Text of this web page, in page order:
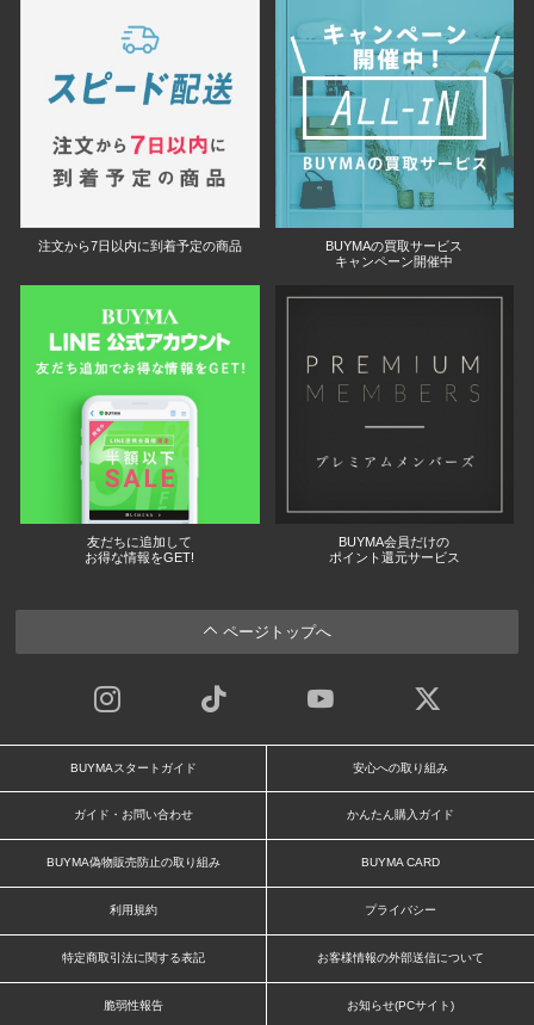
注文から7日以内に到着予定の商品
BUYMAの買取サービス
キャンペーン開催中
友だちに追加して
お得な情報をGET!
BUYMA会員だけの
ポイント還元サービス
ページトップへ
BUYMAスタートガイド 安心への取り組み
ガイド・お問い合わせ かんたん購入ガイド
BUYMA偽物販売防止の取り組み BUYMA CARD
利用規約 プライバシー
特定商取引法に関する表記 お客様情報の外部送信について
脆弱性報告 お知らせ(PCサイト)